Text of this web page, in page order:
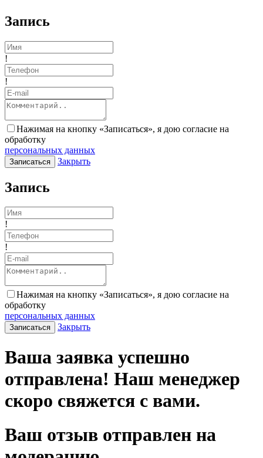
Запись
!
!
Нажимая на кнопку «Записаться», я дою согласие на
обработку
персональных данных
Записаться Закрыть
Запись
!
!
Нажимая на кнопку «Записаться», я дою согласие на
обработку
персональных данных
Записаться Закрыть
Ваша заявка успешно
отправлена! Наш менеджер
скоро свяжется с вами.
Ваш отзыв отправлен на